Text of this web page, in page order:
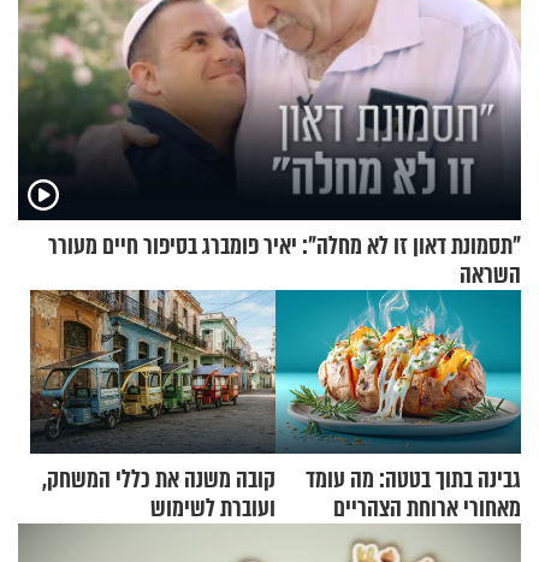
"תסמונת דאון זו לא מחלה": יאיר פומברג בסיפור חיים מעורר
השראה
גבינה בתוך בטטה: מה עומד
מאחורי ארוחת הצהריים
שכבשה את הרשת?
קובה משנה את כללי המשחק,
ועוברת לשימוש